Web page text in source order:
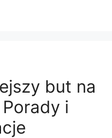
but na
Porady i